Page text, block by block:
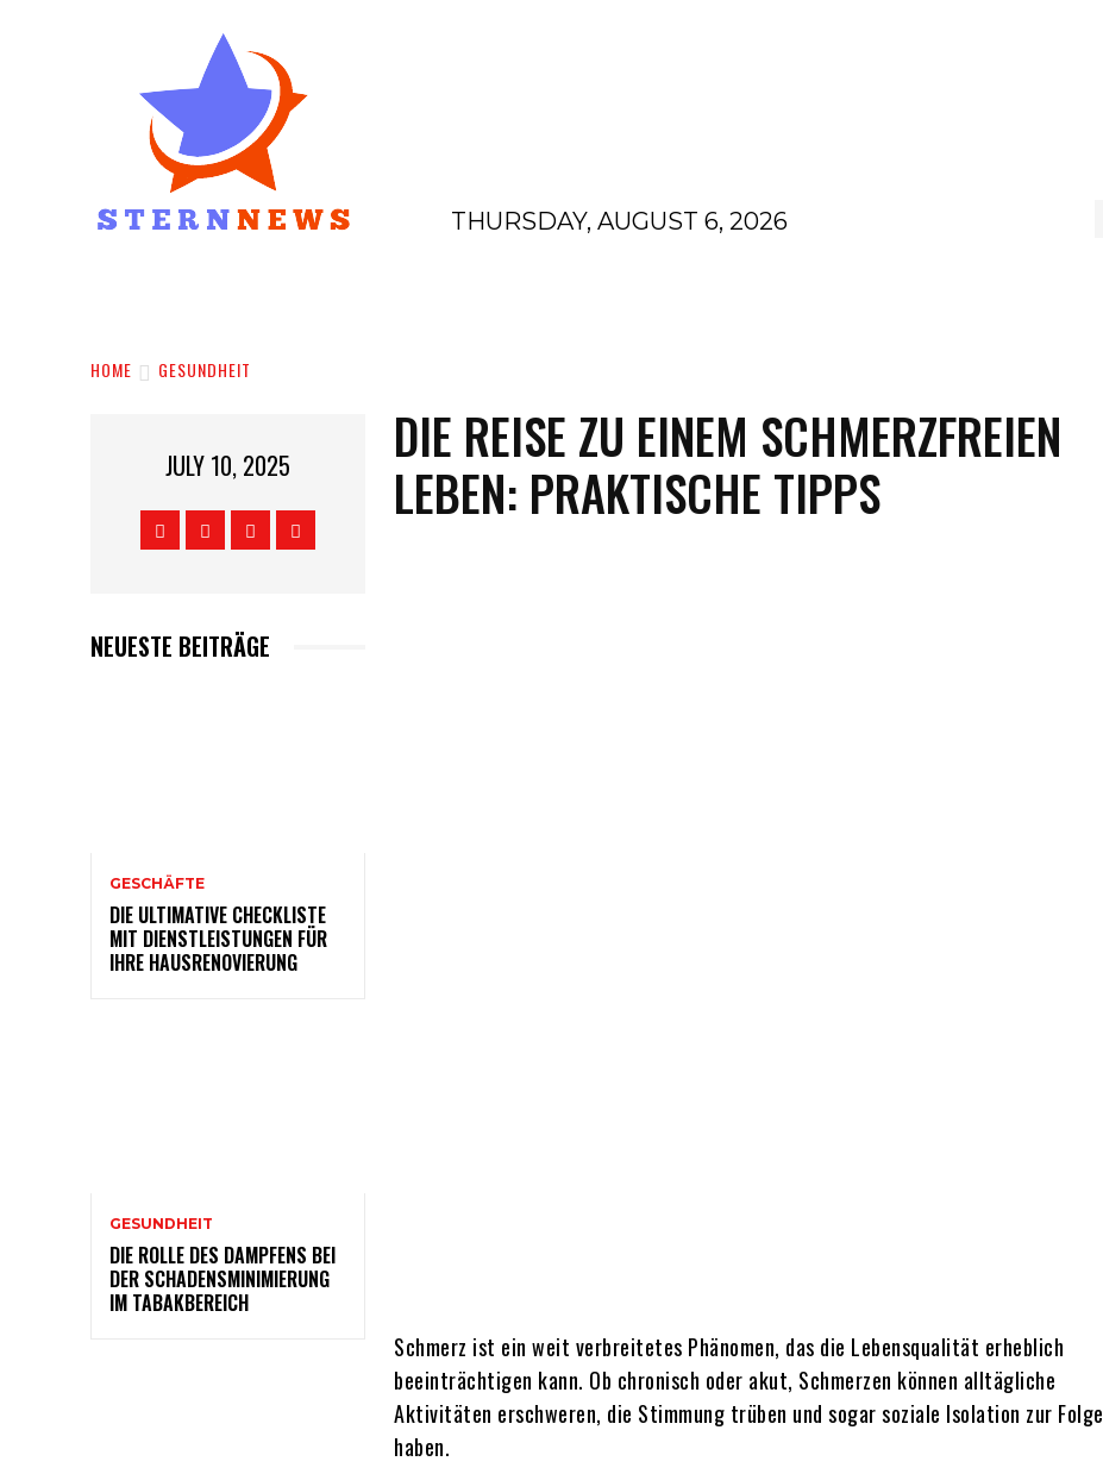
THURSDAY, AUGUST 6, 2026
HOME GESUNDHEIT
JULY 10, 2025
NEUESTE BEITRÄGE
GESCHÄFTE
DIE ULTIMATIVE CHECKLISTE
MIT DIENSTLEISTUNGEN FÜR
IHRE HAUSRENOVIERUNG
GESUNDHEIT
DIE ROLLE DES DAMPFENS BEI
DER SCHADENSMINIMIERUNG
IM TABAKBEREICH
DIE REISE ZU EINEM SCHMERZFREIEN
LEBEN: PRAKTISCHE TIPPS
Schmerz ist ein weit verbreitetes Phänomen, das die Lebensqualität erheblich
beeinträchtigen kann. Ob chronisch oder akut, Schmerzen können alltägliche
Aktivitäten erschweren, die Stimmung trüben und sogar soziale Isolation zur Folge
haben.